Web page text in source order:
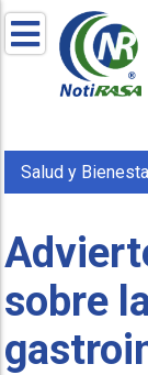
Salud y
sobre